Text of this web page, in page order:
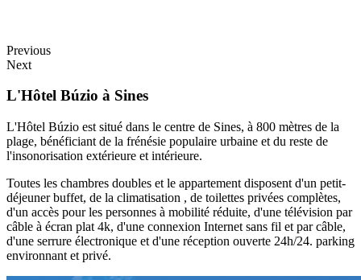
Previous
Next
L'Hôtel Búzio à Sines
L'Hôtel Búzio est situé dans le centre de Sines, à 800 mètres de la
plage, bénéficiant de la frénésie populaire urbaine et du reste de
l'insonorisation extérieure et intérieure.
Toutes les chambres doubles et le appartement disposent d'un petit-
déjeuner buffet, de la climatisation , de toilettes privées complètes,
d'un accès pour les personnes à mobilité réduite, d'une télévision par
câble à écran plat 4k, d'une connexion Internet sans fil et par câble,
d'une serrure électronique et d'une réception ouverte 24h/24. parking
environnant et privé.